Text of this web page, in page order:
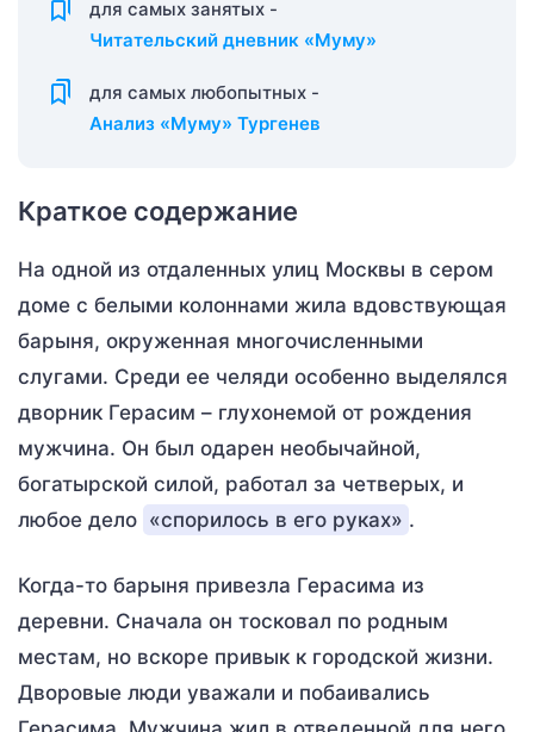
для самых занятых -
Читательский дневник «Муму»
для самых любопытных -
Анализ «Муму» Тургенев
Краткое содержание
На одной из отдаленных улиц Москвы в сером
доме с белыми колоннами жила вдовствующая
барыня, окруженная многочисленными
слугами. Среди ее челяди особенно выделялся
дворник Герасим – глухонемой от рождения
мужчина. Он был одарен необычайной,
богатырской силой, работал за четверых, и
любое дело «спорилось в его руках» .
Когда-то барыня привезла Герасима из
деревни. Сначала он тосковал по родным
местам, но вскоре привык к городской жизни.
Дворовые люди уважали и побаивались